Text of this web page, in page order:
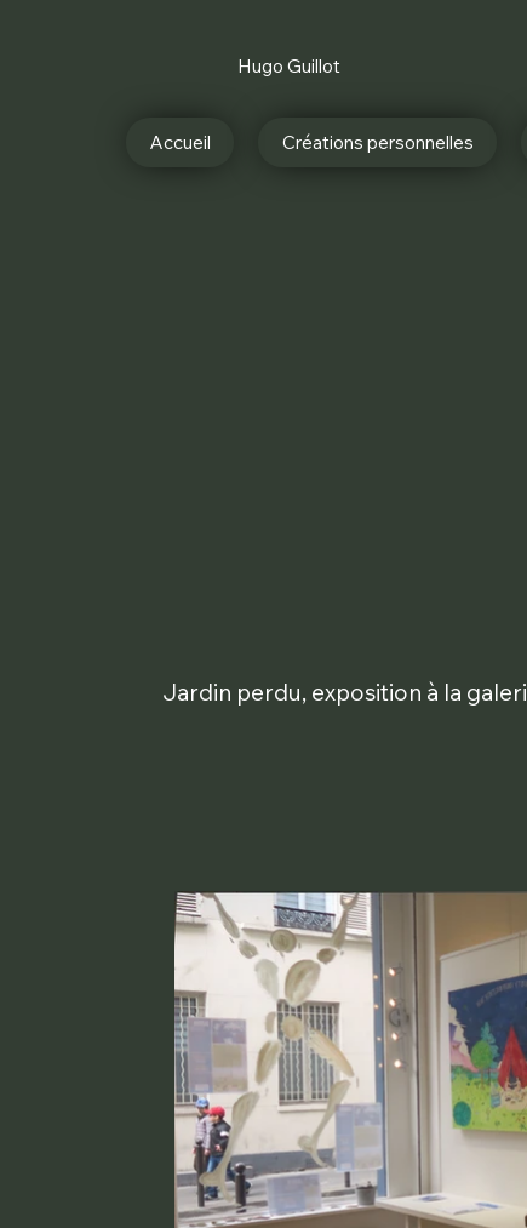
Accueil Créations personnelles
Hugo Guillot
Jardin perdu, exposition à la